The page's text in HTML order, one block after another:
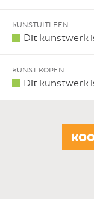
KUNSTUITLEEN
Dit kunstwerk
KUNST KOPEN
Dit kunstwerk